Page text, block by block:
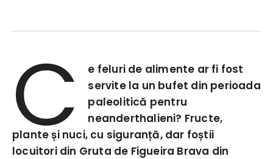
C
e feluri de alimente ar fi fost
servite la un bufet din perioada
paleolitică pentru
neanderthalieni? Fructe,
plante și nuci, cu siguranță, dar foștii
locuitori din Gruta de Figueira Brava din